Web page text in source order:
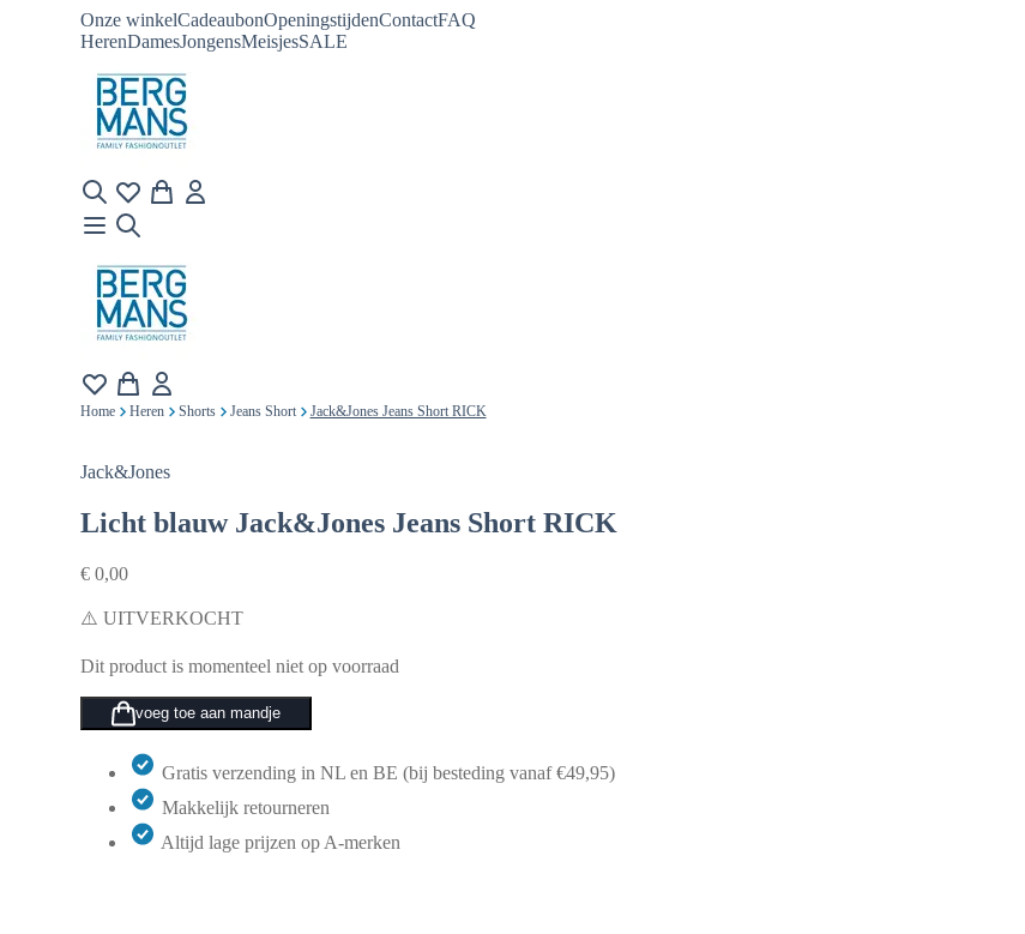
Onze winkelCadeaubonOpeningstijdenContactFAQ
HerenDamesJongensMeisjesSALE
Home Heren Shorts Jeans Short Jack&Jones Jeans Short RICK
Jack&Jones
Licht blauw Jack&Jones Jeans Short RICK
€0,00
⚠️ UITVERKOCHT
Dit product is momenteel niet op voorraad
voeg toe aan mandje
Gratis verzending in NL en BE (bij besteding vanaf €49,95)
Makkelijk retourneren
Altijd lage prijzen op A-merken